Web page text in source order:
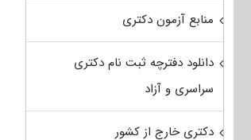
منابع آزمون دکتری
دانلود دفترچه ثبت نام دکتری
سراسری و آزاد
دکتری خارج از کشور